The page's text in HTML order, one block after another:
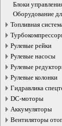
Блоки
топливным
Оборудование
бензонасосов
Топливная
Рулевые рейки
Рулевые насосы
Рулевые
Рулевые колонки
Гидравлика
DC-моторы
Аккумуляторы
Вентиляторы